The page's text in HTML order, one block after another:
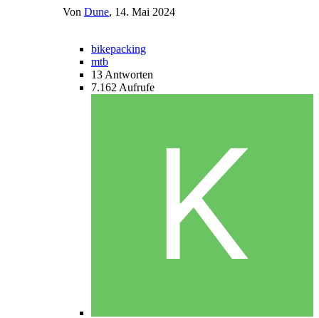
Von Dune, 14. Mai 2024
bikepacking
mtb
13 Antworten
7.162 Aufrufe